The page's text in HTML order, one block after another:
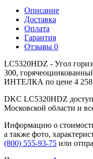
Описание
Доставка
Оплата
Гарантия
Отзывы 0
LC5320HDZ - Угол
300,
ИНТЕЛКА по цене 4
DKC LC5320HDZ
Московской области и
Информацию о
а также фото,
(800) 555-93-75 или